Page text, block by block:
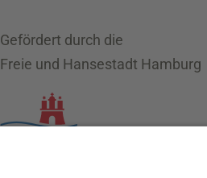
Gefördert durch die
Freie und Hansestadt Hamburg